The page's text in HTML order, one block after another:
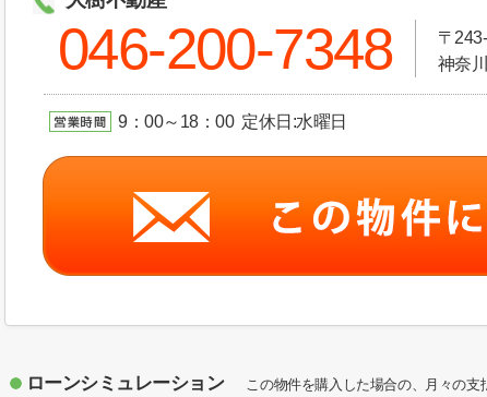
046-200-7348
〒
神奈
9：00～18：00 定休日:水曜日
ローンシミュレーション この物件を購入した場合の、月々の支